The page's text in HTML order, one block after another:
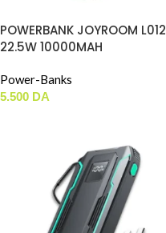
POWERBANK JOYROOM L012
22.5W 10000MAH
Power-Banks
5.500 DA